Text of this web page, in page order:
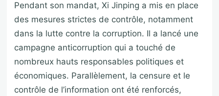
Pendant son mandat, Xi Jinping a mis en place
des mesures strictes de contrôle, notamment
dans la lutte contre la corruption. Il a lancé une
campagne anticorruption qui a touché de
nombreux hauts responsables politiques et
économiques. Parallèlement, la censure et le
contrôle de l’information ont été renforcés,